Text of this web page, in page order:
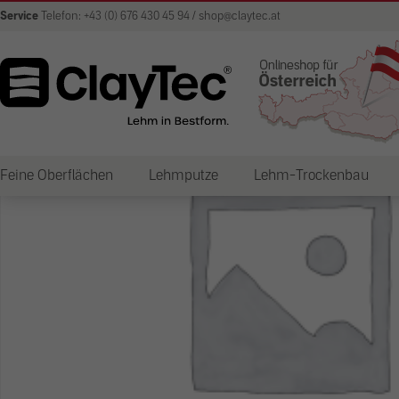
Service Telefon: +43 (0) 676 430 45 94 / shop@claytec.at
Feine Oberflächen Lehmputze Lehm-Trockenbau